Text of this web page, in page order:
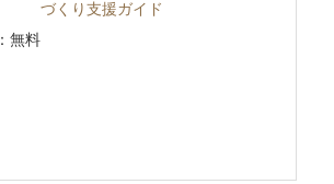
づくり支援ガイド
：無料